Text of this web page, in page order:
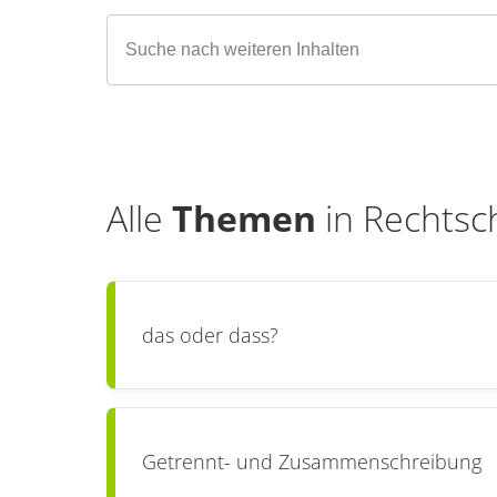
Alle Themen in
das oder dass?
Getrennt- und Zusammenschreibung